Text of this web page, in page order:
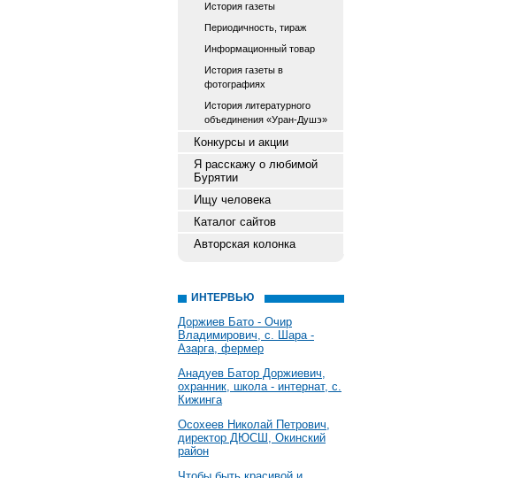
История газеты
Периодичность, тираж
Информационный товар
История газеты в
фотографиях
История литературного
объединения «Уран-Душэ»
Конкурсы и акции
Я расскажу о любимой
Бурятии
Ищу человека
Каталог сайтов
Авторская колонка
ИНТЕРВЬЮ
Доржиев Бато - Очир
Владимирович, с. Шара -
Азарга, фермер
Анадуев Батор Доржиевич,
охранник, школа - интернат, с.
Кижинга
Осохеев Николай Петрович,
директор ДЮСШ, Окинский
район